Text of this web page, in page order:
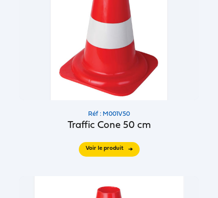
Réf : M001V50
Traffic Cone 50 cm
Voir le produit